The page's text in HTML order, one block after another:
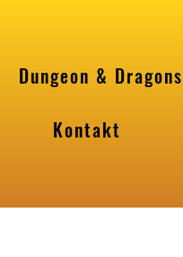
Dungeon & Dragons
Kontakt